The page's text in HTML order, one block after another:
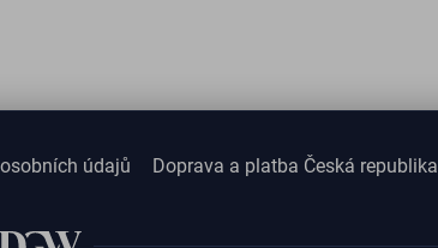
údajů Doprava a platba Česká republika